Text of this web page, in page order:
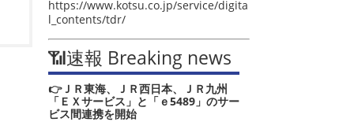
https://www.kotsu.co.jp/service/digita
l_contents/tdr/
📶速報 Breaking news
👉ＪＲ東海、ＪＲ西日本、ＪＲ九州
「ＥＸサービス」と「ｅ5489」のサー
ビス間連携を開始